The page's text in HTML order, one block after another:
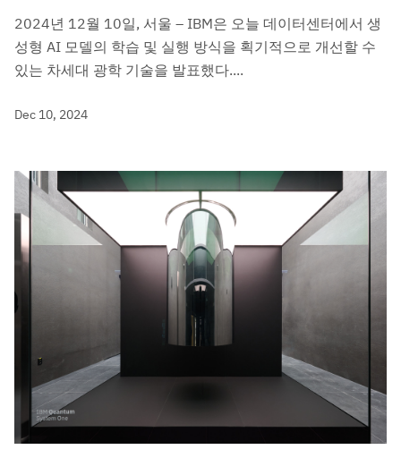
2024년 12월 10일, 서울 – IBM은 오늘 데이터센터에서 생
성형 AI 모델의 학습 및 실행 방식을 획기적으로 개선할 수
있는 차세대 광학 기술을 발표했다....
Dec 10, 2024